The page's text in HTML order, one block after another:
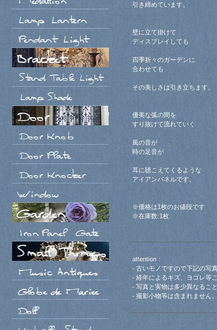
引き締めています。
壁に立て掛けて
ディスプレイしても
四季折々のガーデンに
合わせても
その美しさは引き立ちます。
優美な弧の間を
すり抜けて流れていく
風の音が
時の足音が
耳に聴こえてくるような
アイアンパネルです。
※価格は1枚のお値段です
※在庫数:1枚
attention :
- 古いモノですので下記の写
- 経年によるキズ、ヨゴレ等
- 写真と実物は多少異なるこ
- 撮影小物等は含まれません